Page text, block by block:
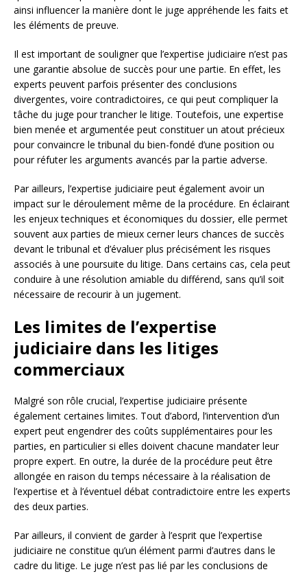
ainsi influencer la manière dont le juge appréhende les faits et
les éléments de preuve.
Il est important de souligner que l’expertise judiciaire n’est pas
une garantie absolue de succès pour une partie. En effet, les
experts peuvent parfois présenter des conclusions
divergentes, voire contradictoires, ce qui peut compliquer la
tâche du juge pour trancher le litige. Toutefois, une expertise
bien menée et argumentée peut constituer un atout précieux
pour convaincre le tribunal du bien-fondé d’une position ou
pour réfuter les arguments avancés par la partie adverse.
Par ailleurs, l’expertise judiciaire peut également avoir un
impact sur le déroulement même de la procédure. En éclairant
les enjeux techniques et économiques du dossier, elle permet
souvent aux parties de mieux cerner leurs chances de succès
devant le tribunal et d’évaluer plus précisément les risques
associés à une poursuite du litige. Dans certains cas, cela peut
conduire à une résolution amiable du différend, sans qu’il soit
nécessaire de recourir à un jugement.
Les limites de l’expertise
judiciaire dans les litiges
commerciaux
Malgré son rôle crucial, l’expertise judiciaire présente
également certaines limites. Tout d’abord, l’intervention d’un
expert peut engendrer des coûts supplémentaires pour les
parties, en particulier si elles doivent chacune mandater leur
propre expert. En outre, la durée de la procédure peut être
allongée en raison du temps nécessaire à la réalisation de
l’expertise et à l’éventuel débat contradictoire entre les experts
des deux parties.
Par ailleurs, il convient de garder à l’esprit que l’expertise
judiciaire ne constitue qu’un élément parmi d’autres dans le
cadre du litige. Le juge n’est pas lié par les conclusions de